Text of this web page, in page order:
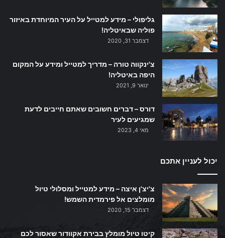
גליפולי – מידע למטייל על העיר המיוחדת באיזור
פוליה שבאיטליה!
דצמבר 31, 2020
צ'ינקווה טורה – מדריך למטייל ומידע על המקום
היפה באיטליה!
ינואר 9, 2021
דורס – דברים חשובים שאתם חייבים לדעת
שמגיעים לעיר
מאי 4, 2023
יכול לעניין אתכם
צ'יצ'ן איצה – מידע למטייל ומסלולי טיול
מומלצים אל פירמדית השמש!
דצמבר 15, 2020
קיטו טיול מומלץ בבירת אקוודור שאסור לכם